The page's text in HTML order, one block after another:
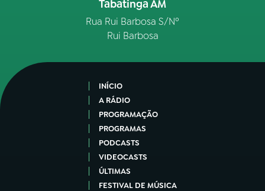
Tabatinga AM
Rua Rui Barbosa S/Nº
Rui Barbosa
INÍCIO
A RÁDIO
PROGRAMAÇÃO
PROGRAMAS
PODCASTS
VIDEOCASTS
ÚLTIMAS
FESTIVAL DE MÚSICA